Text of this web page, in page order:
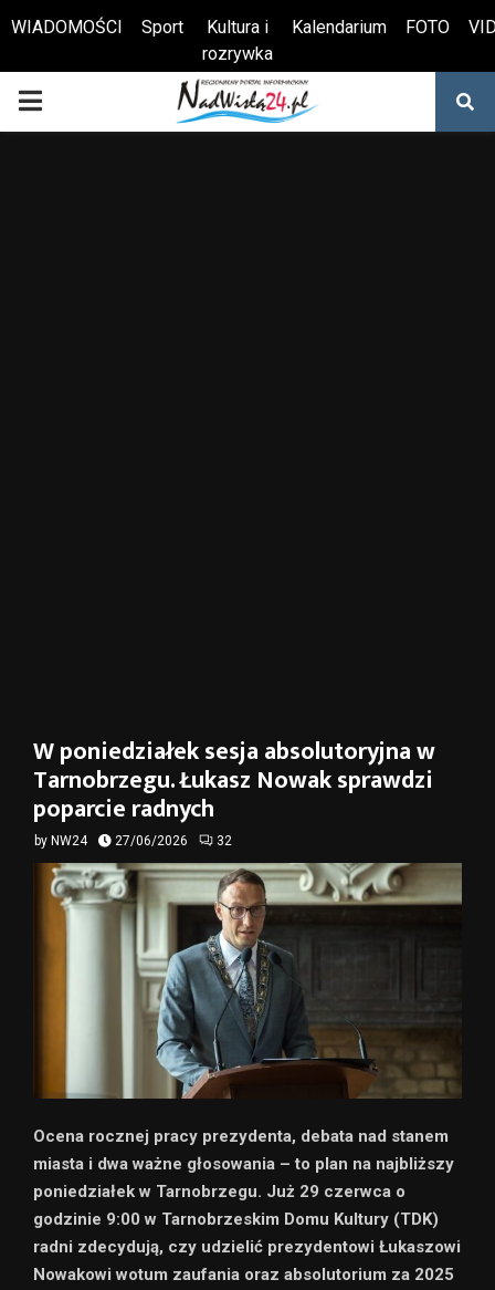
Otwórz pasek narzędzi
WIADOMOŚCI Sport
Kultura i
rozrywka
Kalendarium FOTO
PRIMARY
W poniedziałek sesja absolutoryjna w
Tarnobrzegu. Łukasz Nowak sprawdzi
poparcie radnych
by NW24 27/06/2026 32
Ocena rocznej pracy prezydenta, debata nad stanem
miasta i dwa ważne głosowania – to plan na najbliższy
poniedziałek w Tarnobrzegu. Już 29 czerwca o
godzinie 9:00 w Tarnobrzeskim Domu Kultury (TDK)
radni zdecydują, czy udzielić prezydentowi Łukaszowi
Nowakowi wotum zaufania oraz absolutorium za 2025